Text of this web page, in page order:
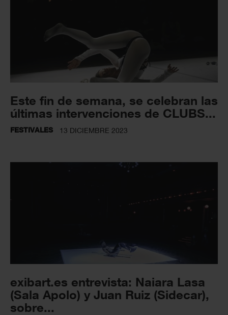
Este fin de semana, se celebran las
últimas intervenciones de CLUBS...
FESTIVALES 13 DICIEMBRE 2023
exibart.es entrevista: Naiara Lasa
(Sala Apolo) y Juan Ruiz (Sidecar),
sobre...